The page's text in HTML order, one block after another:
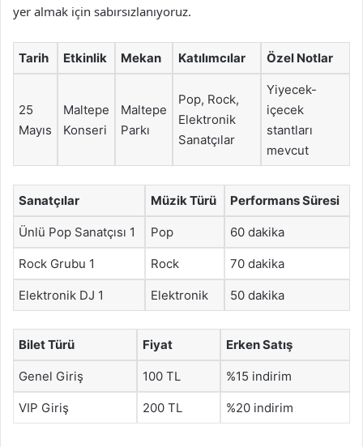
yer almak için sabırsızlanıyoruz.
Tarih Etkinlik Mekan Katılımcılar Özel Notlar
25
Mayıs
Maltepe
Konseri
Maltepe
Parkı
Pop, Rock,
Elektronik
Sanatçılar
Yiyecek-
içecek
stantları
mevcut
Sanatçılar Müzik Türü Performans Süresi
Ünlü Pop Sanatçısı 1 Pop 60 dakika
Rock Grubu 1 Rock 70 dakika
Elektronik DJ 1 Elektronik 50 dakika
Bilet Türü Fiyat Erken Satış
Genel Giriş 100 TL %15 indirim
VIP Giriş 200 TL %20 indirim